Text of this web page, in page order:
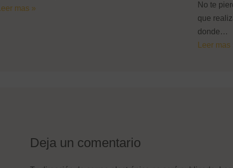
Leer mas »
No te
que
donde…
Leer mas
Deja un comentario